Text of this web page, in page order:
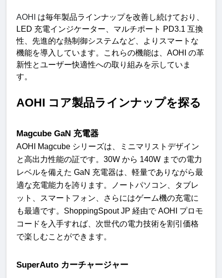
AOHI は毎年製品ラインナップを改善し続けており、
LED 充電インジケーター、マルチポート PD3.1 互換
性、先進的な熱制御システムなど、よりスマートな
機能を導入しています。これらの機能は、 AOHI の革
新性とユーザー快適性への取り組みを示していま
す。
AOHI コア製品ラインナップを探る
Magcube GaN 充電器
AOHI Magcube シリーズは、ミニマリストデザイン
と高出力性能の証です。 30W から 140W までの電力
レベルを備えた GaN 充電器は、軽量でありながら最
適な充電能力を誇ります。ノートパソコン、タブレ
ット、スマートフォン、さらにはゲーム機の充電に
も最適です。 ShoppingSpout JP 経由でAOHI プロモ
コードを入手すれば、次世代の電力技術を割引価格
で楽しむことができます。
SuperAuto カーチャージャー